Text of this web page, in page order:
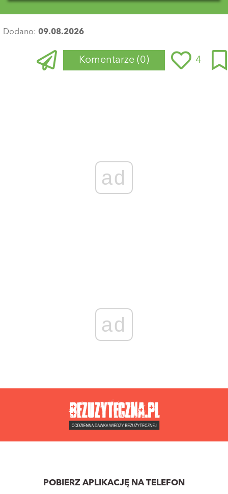
Dodano: 09.08.2026
Komentarze (0) 4
ad
ad
POBIERZ APLIKACJĘ NA TELEFON